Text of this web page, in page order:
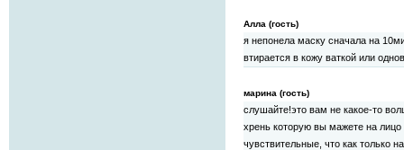
Алла (гость)
я непонела маску сначала на
втирается в кожу ваткой или
марина (гость)
слушайте!это вам не какое-то
хрень которую вы мажете на
чувствительные, что как только